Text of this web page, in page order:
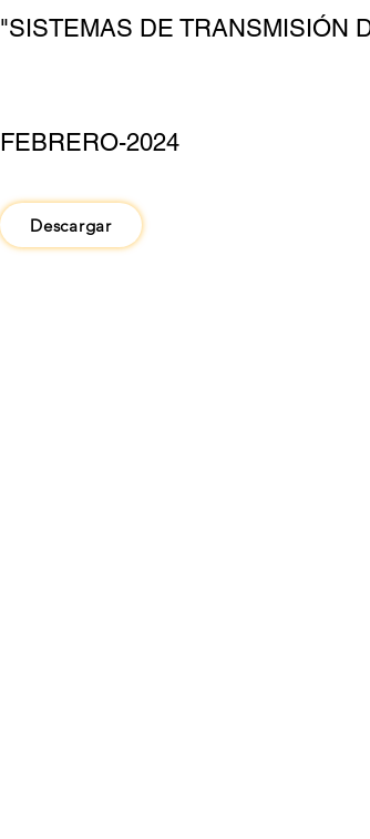
"SISTEMAS DE TRANSMISIÓN
FEBRERO-2024
Descargar